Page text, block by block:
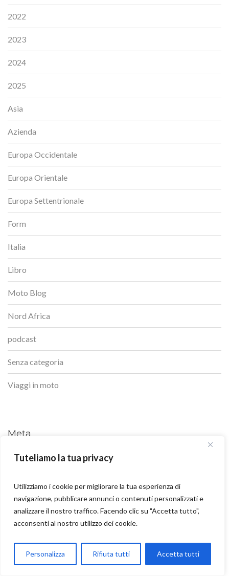
Tuteliamo la tua privacy
Utilizziamo i cookie per migliorare la tua esperienza di
navigazione, pubblicare annunci o contenuti personalizzati e
analizzare il nostro traffico. Facendo clic su "Accetta tutto",
acconsenti al nostro utilizzo dei cookie.
Personalizza Rifiuta tutti Accetta tutti
2022
2023
2024
2025
Asia
Azienda
Europa Occidentale
Europa Orientale
Europa Settentrionale
Form
Italia
Libro
Moto Blog
Nord Africa
podcast
Senza categoria
Viaggi in moto
Meta
Accedi
Feed dei commenti
WordPress.org
Parla con Motoexplora